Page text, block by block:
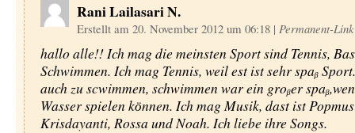
Rani Lailasari N.
Erstellt am 20. November 2012 um 06:18 | Permanent-Link
hallo alle!! Ich mag die meinsten Sport sind Tennis,
Schwimmen. Ich mag Tennis, weil est ist sehr spaᵦ
auch zu scwimmen, schwimmen war ein groᵦer
Wasser spielen kӧnnen. Ich mag Musik, dast ist
Krisdayanti, Rossa und Noah. Ich liebe ihre Songs.